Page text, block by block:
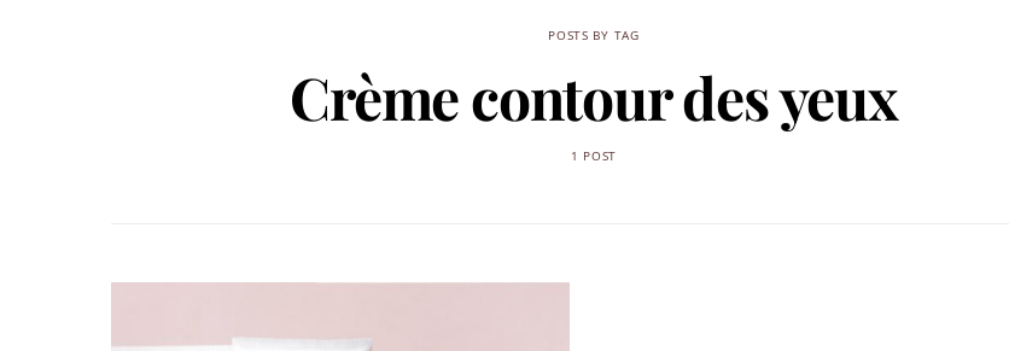
POSTS BY TAG
Crème contour des yeux
1 POST